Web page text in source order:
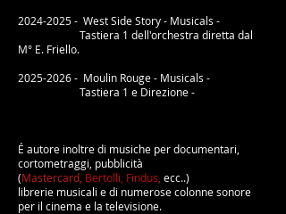
2024-2025- West Side Story - Musicals -
Tastiera 1 dell'orchestra diretta dal
M° E. Friello.
2025-2026- Moulin Rouge - Musicals -
Tastiera 1 e Direzione -
É autore inoltre di musiche per documentari,
cortometraggi, pubblicità
(Mastercard, Bertolli, Findus ecc..)
librerie musicali e di numerose colonne sonore
per il cinema e la televisione.